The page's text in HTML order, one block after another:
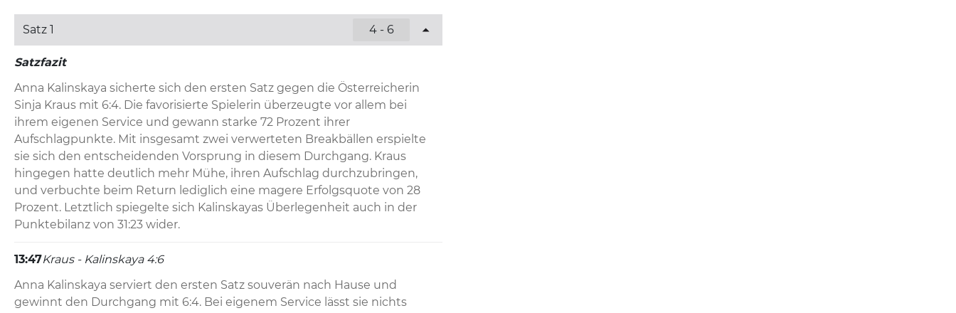
Satz 1 4 - 6
Satzfazit
Anna Kalinskaya sicherte sich den ersten Satz gegen die Österreicherin
Sinja Kraus mit 6:4. Die favorisierte Spielerin überzeugte vor allem bei
ihrem eigenen Service und gewann starke 72 Prozent ihrer
Aufschlagpunkte. Mit insgesamt zwei verwerteten Breakbällen erspielte
sie sich den entscheidenden Vorsprung in diesem Durchgang. Kraus
hingegen hatte deutlich mehr Mühe, ihren Aufschlag durchzubringen,
und verbuchte beim Return lediglich eine magere Erfolgsquote von 28
Prozent. Letztlich spiegelte sich Kalinskayas Überlegenheit auch in der
Punktebilanz von 31:23 wider.
13:47Kraus - Kalinskaya 4:6
Anna Kalinskaya serviert den ersten Satz souverän nach Hause und
gewinnt den Durchgang mit 6:4. Bei eigenem Service lässt sie nichts